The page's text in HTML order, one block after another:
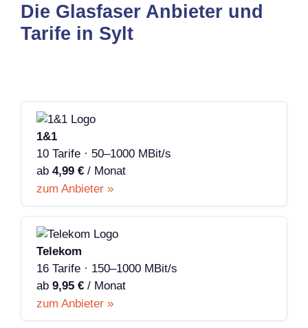
Die Glasfaser Anbieter und
Tarife in Sylt
1&1
10 Tarife · 50–1000 MBit/s
ab 4,99 € / Monat
zum Anbieter »
Telekom
16 Tarife · 150–1000 MBit/s
ab 9,95 € / Monat
zum Anbieter »